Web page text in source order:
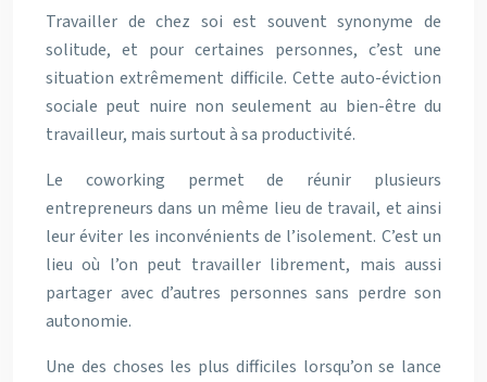
Travailler de chez soi est souvent synonyme de
solitude, et pour certaines personnes, c’est une
situation extrêmement difficile. Cette auto-éviction
sociale peut nuire non seulement au bien-être du
travailleur, mais surtout à sa productivité.
Le coworking permet de réunir plusieurs
entrepreneurs dans un même lieu de travail, et ainsi
leur éviter les inconvénients de l’isolement. C’est un
lieu où l’on peut travailler librement, mais aussi
partager avec d’autres personnes sans perdre son
autonomie.
Une des choses les plus difficiles lorsqu’on se lance